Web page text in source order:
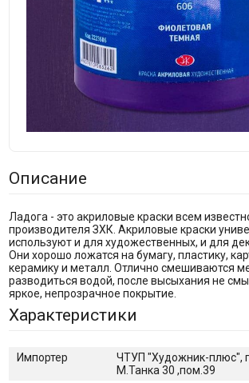
Описание
Ладога - это акриловые краски всем
производителя ЗХК. Акриловые краски
используют и для художественных, и для
Они хорошо ложатся на бумагу, пластику,
керамику и металл. Отлично смешиваются
разводиться водой, после высыхания не
яркое, непрозрачное покрытие.
Характеристики
Импортер
ЧТУП "Художник-плюс",
М.Танка 30 ,пом.39